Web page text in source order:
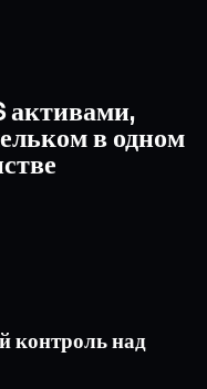
активами,
в одном
контроль над